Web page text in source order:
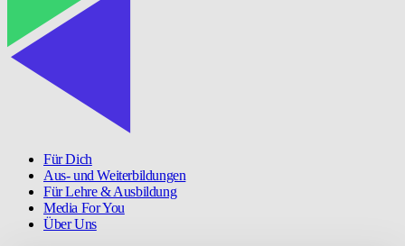
Für Dich
Aus- und Weiterbildungen
Für Lehre & Ausbildung
Media For You
Über Uns